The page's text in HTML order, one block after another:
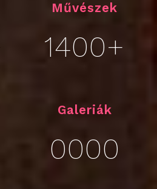
Művészek
1400+
Galeriák
0000